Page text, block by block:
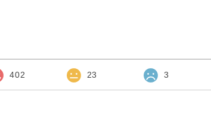
402 23 3